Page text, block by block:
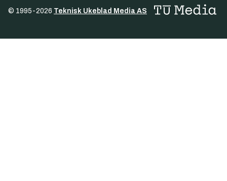
© 1995-2026 Teknisk Ukeblad Media AS